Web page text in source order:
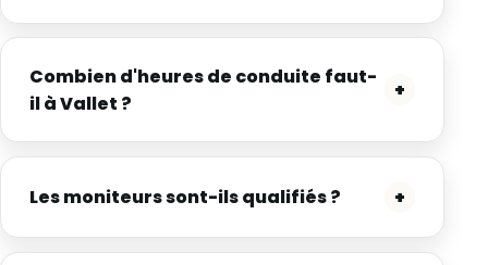
Combien d'heures de conduite faut-
il à Vallet ?
+
Les moniteurs sont-ils qualifiés ? +